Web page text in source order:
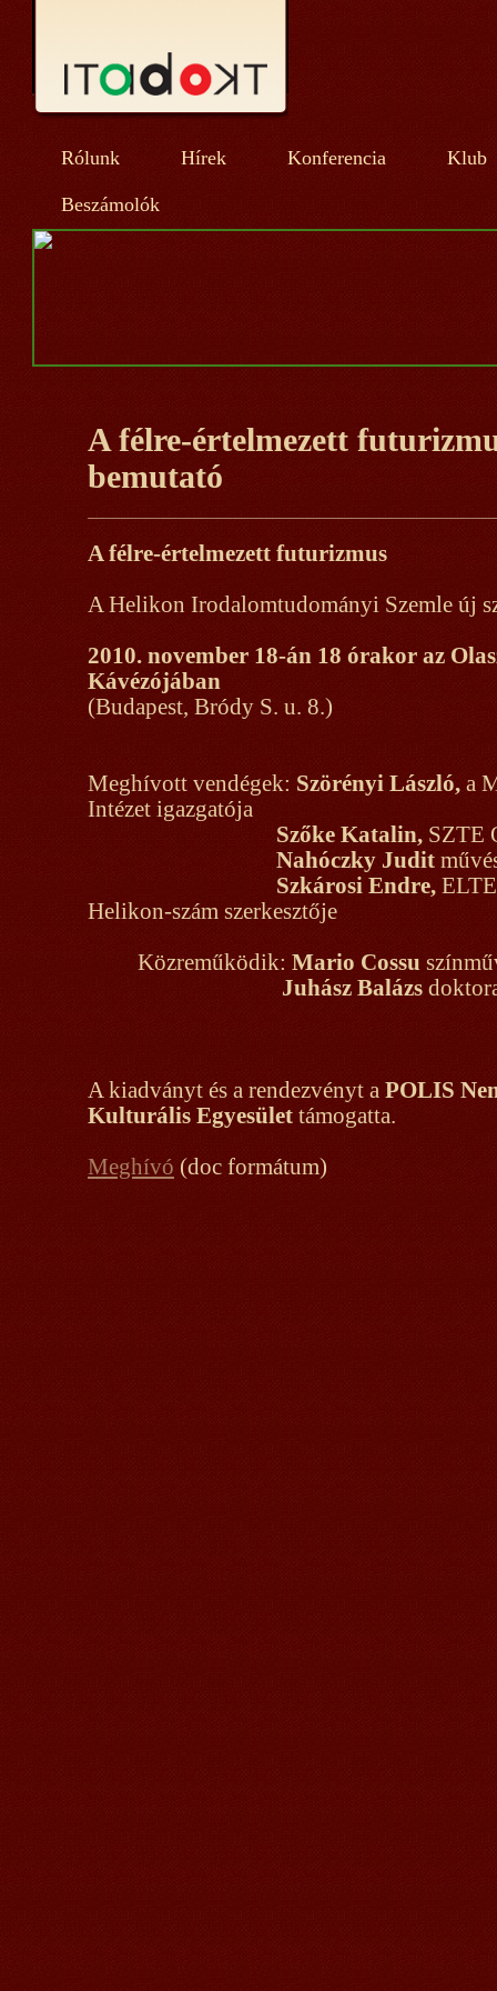
Rólunk Hírek Konferencia Klub
Beszámolók
A félre-értelmezett
bemutató
A félre-értelmezett futurizmus
A Helikon Irodalomtudományi Szemle új
2010. november 18-án 18 órakor az
Kávézójában
(Budapest, Bródy S. u. 8.)
Meghívott vendégek: Szörényi László, a
Intézet igazgatója
Szőke Katalin, SZTE
Nahóczky Judit
Szkárosi Endre,
Helikon-szám szerkesztője
Közreműködik: Mario Cossu
Juhász Balázs
A kiadványt és a rendezvényt a POLIS
Kulturális Egyesület támogatta.
Meghívó (doc formátum)